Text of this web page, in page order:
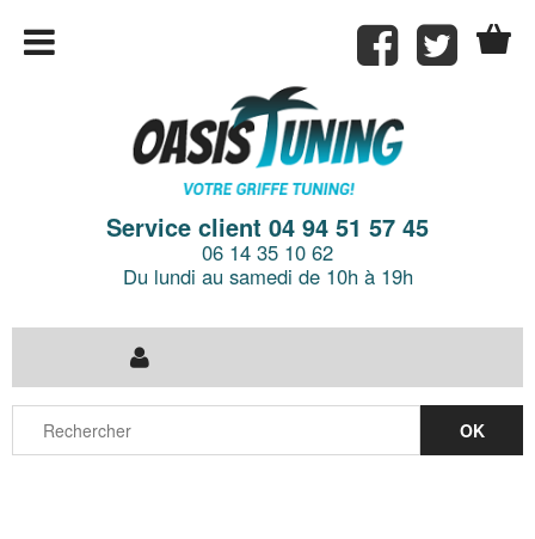
Service client 04 94 51 57 45
06 14 35 10 62
Du lundi au samedi de 10h à 19h